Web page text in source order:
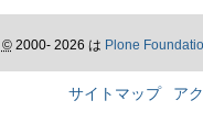
©2000- 2026 は Plone
サイトマップ ア